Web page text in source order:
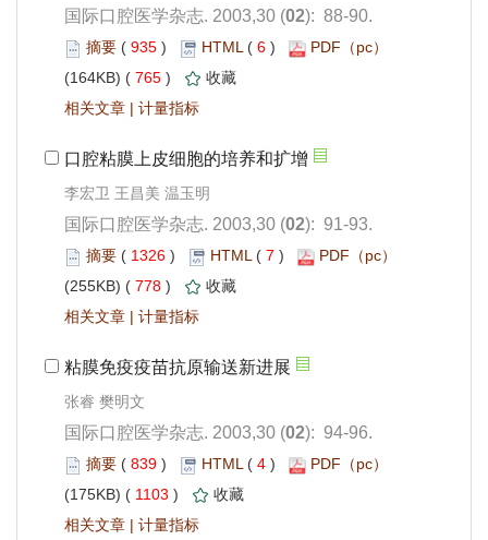
): 88-90.
935 ) 6 )
765 )
|
李宏卫 王昌美 温玉明
): 91-93.
1326 ) 7 )
778 )
|
): 94-96.
839 ) 4 )
1103 )
|